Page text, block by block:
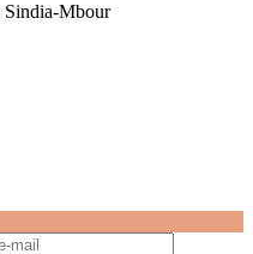
Sindia-Mbour